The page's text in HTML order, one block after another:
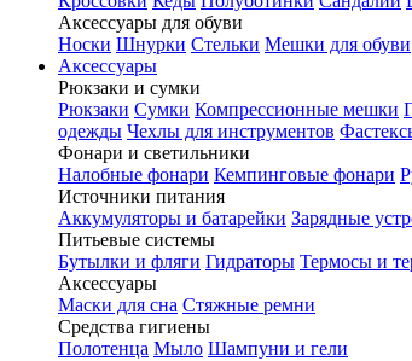
Аксессуары для обуви
Носки Шнурки Стельки Мешки для обуви
Аксессуары
Рюкзаки и сумки
Рюкзаки Сумки Компрессионные мешки
одежды Чехлы для инструментов
Фонари и светильники
Налобные фонари Кемпинговые фонари
Источники питания
Аккумуляторы и батарейки Зарядные
Питьевые системы
Бутылки и фляги Гидраторы Термосы и
Аксессуары
Маски для сна Стяжные ремни
Средства гигиены
Полотенца Мыло Шампуни и гели